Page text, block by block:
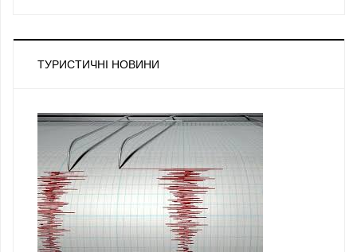
ТУРИСТИЧНІ НОВИНИ